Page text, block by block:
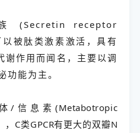
(Secretin receptor
被肽类激素激活，具有
谢作用而闻名，主要以调
功能为主。
/信息素(Metabotropic
C类GPCR有更大的双瓣N